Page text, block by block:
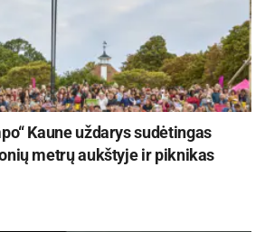
vartoti – dozė priklausys
Taip pat galima panaudoti CBD
Zarasuose – aktorinio meistriškumo
Kaune uždarys sudėtingas
metrų aukštyje ir piknikas